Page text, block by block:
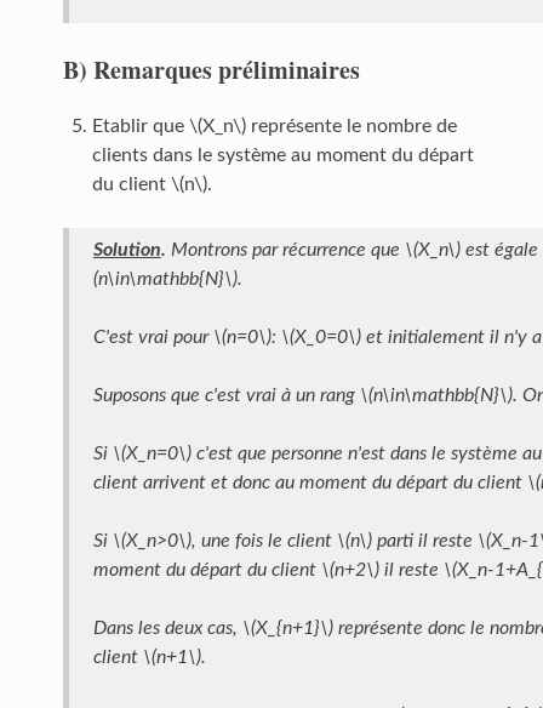
B) Remarques préliminaires
Etablir que \(X_n\) représente le nombre de
clients dans le système au moment du départ
du client \(n\).
Solution. Montrons par récurrence que \(X_n\) est
(n\in\mathbb{N}\).
C'est vrai pour \(n=0\): \(X_0=0\) et initialement il n'y a
Suposons que c'est vrai à un rang \(n\in\mathbb{N}\).
Si \(X_n=0\) c'est que personne n'est dans le système
client arrivent et donc au moment du départ du client
Si \(X_n>0\), une fois le client \(n\) parti il reste \(X_n-
moment du départ du client \(n+2\) il reste \(X_n-
Dans les deux cas, \(X_{n+1}\) représente donc le
client \(n+1\).